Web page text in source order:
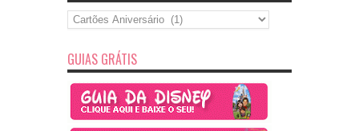
Índice
Alfabético
GUIAS GRÁTIS